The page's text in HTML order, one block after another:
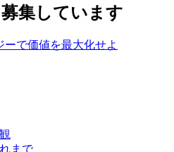
集しています
まで